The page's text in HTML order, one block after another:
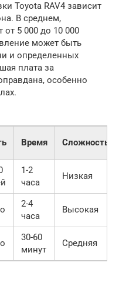
Toyota RAV4 зависит
В среднем,
от 5 000 до 10 000
может быть
и определенных
плата за
особенно
Время Сложность
1-2
часа
Низкая
2-4
часа
Высокая
30-60
минут
Средняя